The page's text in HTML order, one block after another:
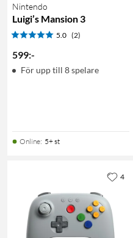
Nintendo
Luigi’s Mansion 3
5.0 (2)
599:-
För upp till 8 spelare
Online: 5+ st
4